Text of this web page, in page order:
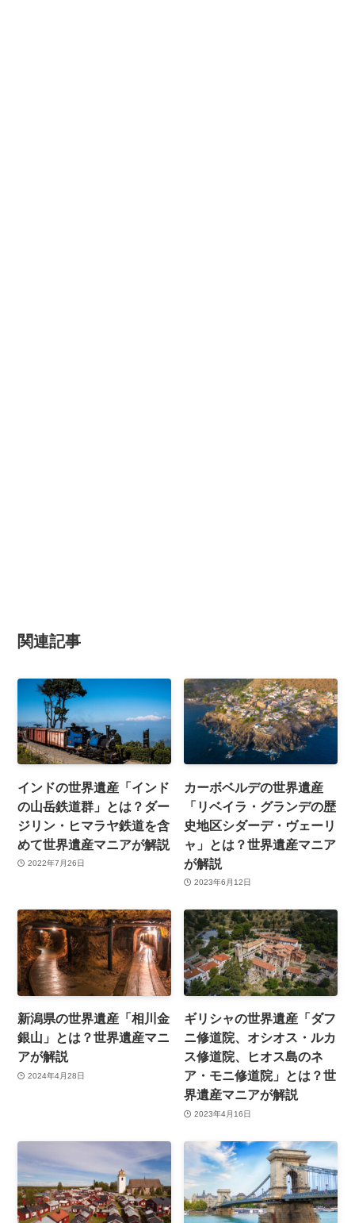
関連記事
インドの世界遺産「インド
の山岳鉄道群」とは？ダー
ジリン・ヒマラヤ鉄道を含
めて世界遺産マニアが解説
2022年7月26日
カーボベルデの世界遺産
「リベイラ・グランデの歴
史地区シダーデ・ヴェーリ
ャ」とは？世界遺産マニア
が解説
2023年6月12日
新潟県の世界遺産「相川金
銀山」とは？世界遺産マニ
アが解説
2024年4月28日
ギリシャの世界遺産「ダフ
ニ修道院、オシオス・ルカ
ス修道院、ヒオス島のネ
ア・モニ修道院」とは？世
界遺産マニアが解説
2023年4月16日